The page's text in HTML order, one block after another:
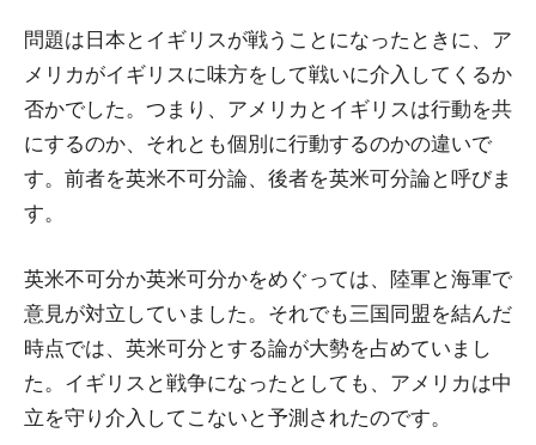
問題は日本とイギリスが戦うことになったときに、ア
メリカがイギリスに味方をして戦いに介入してくるか
否かでした。つまり、アメリカとイギリスは行動を共
にするのか、それとも個別に行動するのかの違いで
す。前者を英米不可分論、後者を英米可分論と呼びま
す。
英米不可分か英米可分かをめぐっては、陸軍と海軍で
意見が対立していました。それでも三国同盟を結んだ
時点では、英米可分とする論が大勢を占めていまし
た。イギリスと戦争になったとしても、アメリカは中
立を守り介入してこないと予測されたのです。